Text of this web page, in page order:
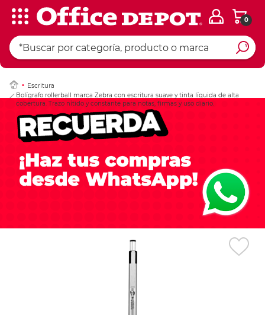
0
Escritura
Bolígrafo rollerball marca Zebra con escritura suave y tinta líquida de alta
cobertura. Trazo nítido y constante para notas, firmas y uso diario.
Ingresar Codigo